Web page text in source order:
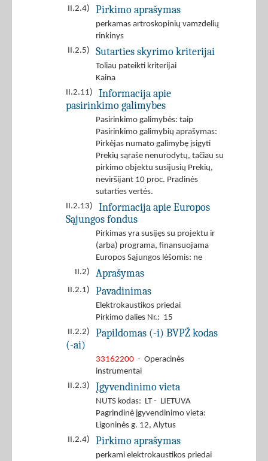
II.2.4)
Pirkimo aprašymas
perkamas artroskopinių vamzdelių
rinkinys
II.2.5)
Sutarties skyrimo kriterijai
Toliau pateikti kriterijai
Kaina
II.2.11)
Informacija apie
pasirinkimo galimybes
Pasirinkimo galimybės: taip
Pasirinkimo galimybių aprašymas:
Pirkėjas numato galimybę įsigyti
Prekių sąraše nenurodytų, tačiau su
pirkimo objektu susijusių Prekių,
neviršijant 10 proc. Pradinės
sutarties vertės.
II.2.13)
Informacija apie Europos
Sąjungos fondus
Pirkimas yra susijęs su projektu ir
(arba) programa, finansuojama
Europos Sąjungos lėšomis: ne
II.2)
Aprašymas
II.2.1) Pavadinimas
Elektrokaustikos priedai
Pirkimo dalies Nr.: 15
II.2.2)
Papildomas (-i) BVPŽ kodas
(-ai)
33162200 - Operacinės
instrumentai
II.2.3)
Įgyvendinimo vieta
NUTS kodas: LT - LIETUVA
Pagrindinė įgyvendinimo vieta:
Ligoninės g. 12, Alytus
II.2.4)
Pirkimo aprašymas
perkami elektrokaustikos priedai